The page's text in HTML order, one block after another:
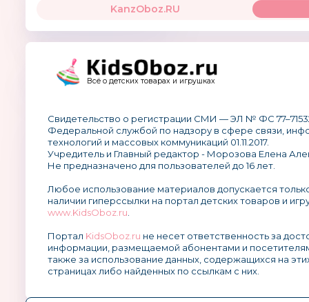
KanzOboz.RU
Всё о детских товарах и игрушках
Свидетельство о регистрации СМИ — ЭЛ № ФС
Федеральной службой по надзору в сфере связи,
технологий и массовых коммуникаций 01.11.2017.
Учредитель и Главный редактор - Морозова Елена
Не предназначено для пользователей до 16 лет.
Любое использование материалов допускается
наличии гиперссылки на портал детских товаров и
www.KidsOboz.ru
Портал KidsOboz.ru не несет ответственность за
информации, размещаемой абонентами и
также за использование данных, содержащихся на
страницах либо найденных по ссылкам с них.